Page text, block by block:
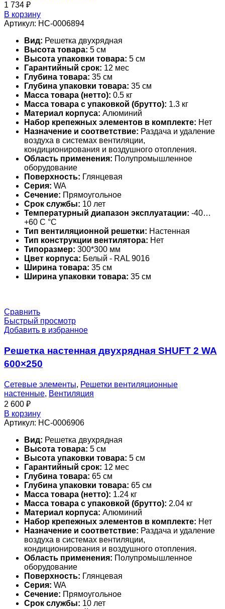
1 734 ₽
В корзину
Артикул: НС-0006894
Вид: Решетка двухрядная
Высота товара: 5 см
Высота упаковки товара: 5 см
Гарантийный срок: 12 мес
Глубина товара: 35 см
Глубина упаковки товара: 35 см
Масса товара (нетто): 0.5 кг
Масса товара с упаковкой (брутто): 1.3 кг
Материал корпуса: Алюминий
Набор крепежных элементов в комплекте: Нет
Назначение и соответствие: Раздача и удаление
воздуха в системах вентиляции,
кондиционирования и воздушного отопления.
Область применения: Полупромышленное
оборудование
Поверхность: Глянцевая
Серия: WA
Сечение: Прямоугольное
Срок службы: 10 лет
Температурный диапазон эксплуатации: -40…
+60 С °С
Тип вентиляционной решетки: Настенная
Тип конструкции вентилятора: Нет
Типоразмер: 300*300 мм
Цвет корпуса: Белый - RAL 9016
Ширина товара: 35 см
Ширина упаковки товара: 35 см
Сравнить
Быстрый просмотр
Добавить в избранное
Решетка настенная двухрядная SHUFT 2 WA
600×250
Сетевые элементы, Решетки вентиляционные
настенные, Вентиляция
2 600 ₽
В корзину
Артикул: НС-0006906
Вид: Решетка двухрядная
Высота товара: 5 см
Высота упаковки товара: 5 см
Гарантийный срок: 12 мес
Глубина товара: 65 см
Глубина упаковки товара: 65 см
Масса товара (нетто): 1.24 кг
Масса товара с упаковкой (брутто): 2.04 кг
Материал корпуса: Алюминий
Набор крепежных элементов в комплекте: Нет
Назначение и соответствие: Раздача и удаление
воздуха в системах вентиляции,
кондиционирования и воздушного отопления.
Область применения: Полупромышленное
оборудование
Поверхность: Глянцевая
Серия: WA
Сечение: Прямоугольное
Срок службы: 10 лет